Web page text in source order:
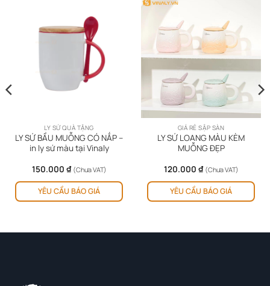
LY SỨ QUÀ TẶNG
LY SỨ BẦU MUỖNG CÓ NẮP –
in ly sứ màu tại Vinaly
150.000 ₫ (Chưa VAT)
YÊU CẦU BÁO GIÁ
GIÁ RẺ SẬP SÀN
LY SỨ LOANG MÀU KÈM
MUỖNG ĐẸP
120.000 ₫ (Chưa VAT)
YÊU CẦU BÁO GIÁ